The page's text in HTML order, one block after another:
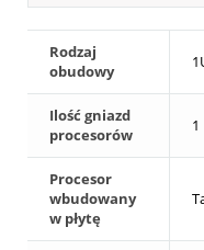
Rodzaj
obudowy
Ilość gniazd
procesorów
1
Procesor
wbudowany
w płytę